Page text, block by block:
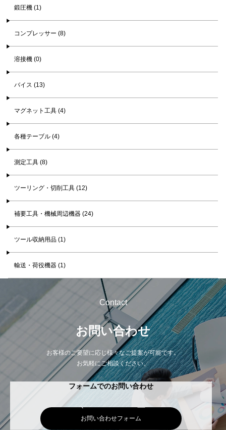
鍛圧機 (1)
コンプレッサー (8)
溶接機 (0)
バイス (13)
マグネット工具 (4)
各種テーブル (4)
測定工具 (8)
ツーリング・切削工具 (12)
補要工具・機械周辺機器 (24)
ツール収納用品 (1)
輸送・荷役機器 (1)
Contact
お問い合わせ
お客様のご要望に応じ様々なご提案が可能です。
お気軽にご相談ください。
フォームでのお問い合わせ
お問い合わせフォーム